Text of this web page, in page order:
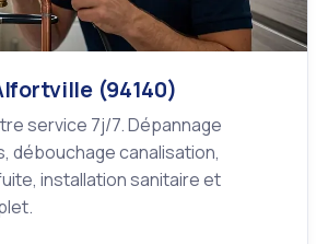
(94140)
service 7j/7. Dépannage
débouchage canalisation,
installation sanitaire et